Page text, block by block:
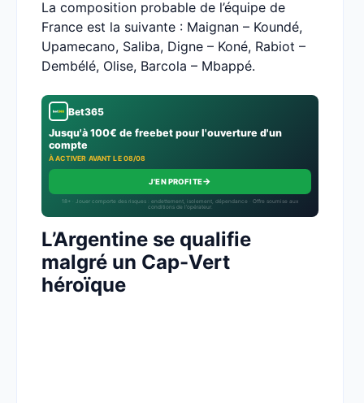
La composition probable de l’équipe de
France est la suivante : Maignan – Koundé,
Upamecano, Saliba, Digne – Koné, Rabiot –
Dembélé, Olise, Barcola – Mbappé.
Bet365
Jusqu'à 100€ de freebet pour l'ouverture d'un
compte
À ACTIVER AVANT LE 08/08
J'EN PROFITE→
18+ · Jouer comporte des risques : endettement, isolement, dépendance · Offre soumise aux
conditions de l’opérateur.
L’Argentine se qualifie
malgré un Cap-Vert
héroïque